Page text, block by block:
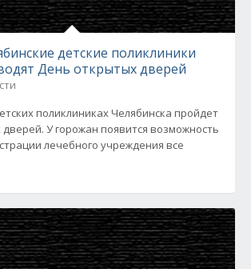
детские поликлиники
День открытых дверей
поликлиниках Челябинска пройдет
У горожан появится возможность
лечебного учреждения все